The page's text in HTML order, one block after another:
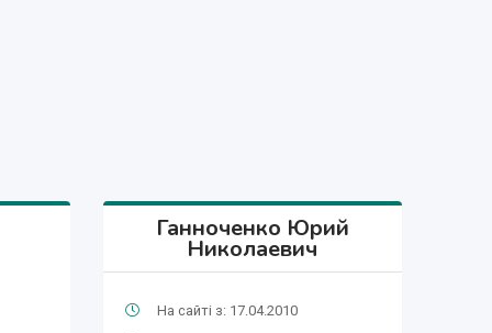
Ганноченко Юрий
Николаевич
На сайті з: 17.04.2010